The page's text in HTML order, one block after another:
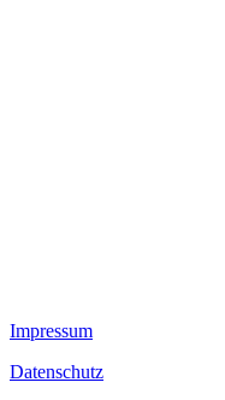
Impressum
Datenschutz